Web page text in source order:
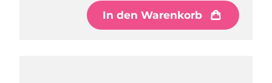
In den Warenkorb
In den Warenkorb